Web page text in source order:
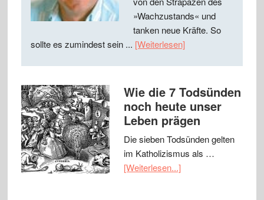
»Wachzustands« und
tanken neue Kräfte. So
sollte es zumindest sein ... [Weiterlesen]
Wie die 7 Todsünden
noch heute unser
Leben prägen
Die sieben Todsünden gelten
im Katholizismus als …
[Weiterlesen...]